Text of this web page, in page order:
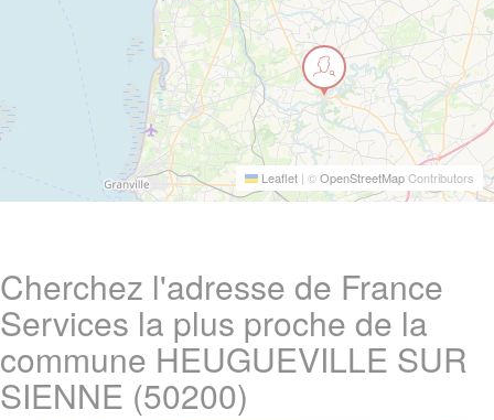
Leaflet | ©OpenStreetMapContributors
Cherchez l'adresse de France
Services la plus proche de la
commune HEUGUEVILLE SUR
SIENNE (50200)